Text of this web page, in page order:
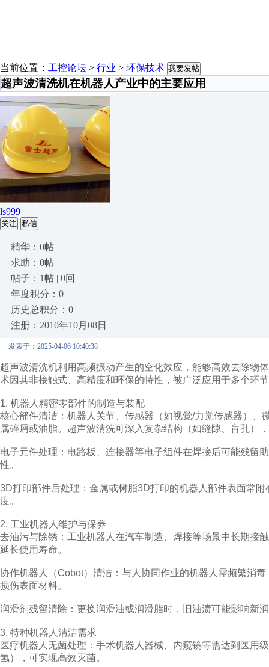
当前位置： 工控论坛 > 行业 > 环保技术 我要发帖
超声波清洗机在机器人产业中的主要应用
ls999
关注 私信
精华：0帖
求助：0帖
帖子：1帖 | 0回
年度积分：0
历史总积分：0
注册：2010年10月08日
发表于：2025-04-06 10:40:38
超声波清洗机利用高频振动产生的空化效应，能够高效去除物
术因其非接触式、高精度和环保的特性，被广泛应用于多个环
1. 机器人精密零部件的制造与装配
核心部件清洁：机器人关节、传感器（如视觉/力觉传感器）
属碎屑或油脂。超声波清洗可深入复杂结构（如缝隙、盲孔）
电子元件处理：电路板、连接器等电子组件在焊接后可能残留
性。
3D打印部件后处理：金属或树脂3D打印的机器人部件表面常
度。
2. 工业机器人维护与保养
去油污与除锈：工业机器人在汽车制造、焊接等场景中长期接
延长使用寿命。
协作机器人（Cobot）清洁：与人协同作业的机器人需频繁消
损伤表面材料。
润滑剂残留清除：更换润滑油或润滑脂时，旧油渍可能影响新
3. 特种机器人清洁需求
医疗机器人无菌处理：手术机器人器械、内窥镜等需达到医用
氢），可实现高效灭菌。